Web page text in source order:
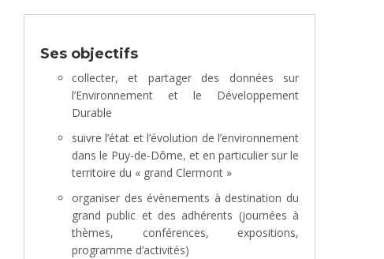
Ses objectifs
collecter, et partager des données sur
l’Environnement et le Développement
Durable
suivre l’état et l’évolution de l’environnement
dans le Puy-de-Dôme, et en particulier sur le
territoire du « grand Clermont »
organiser des évènements à destination du
grand public et des adhérents (journées à
thèmes, conférences, expositions,
programme d’activités)